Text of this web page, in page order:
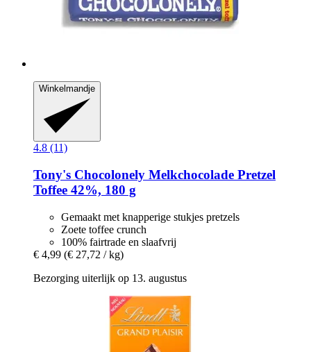
Winkelmandje
4.8 (11)
Tony's Chocolonely Melkchocolade Pretzel
Toffee 42%, 180 g
Gemaakt met knapperige stukjes pretzels
Zoete toffee crunch
100% fairtrade en slaafvrij
€ 4,99 (€ 27,72 / kg)
Bezorging uiterlijk op 13. augustus